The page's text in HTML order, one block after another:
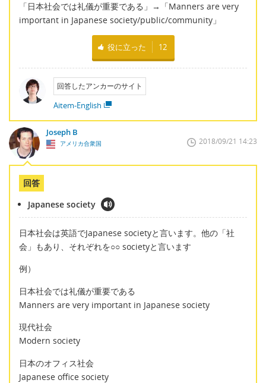
「日本社会では礼儀が重要である」→「Manners are very
important in Japanese society/public/community」
役に立った 12
回答したアンカーのサイト
Aitem-English
Joseph B
アメリカ合衆国 2018/09/21 14:23
回答
Japanese society
日本社会は英語でJapanese societyと言います。他の「社
会」もあり、それぞれを○○ societyと言います
例）
日本社会では礼儀が重要である
Manners are very important in Japanese society
現代社会
Modern society
日本のオフィス社会
Japanese office society